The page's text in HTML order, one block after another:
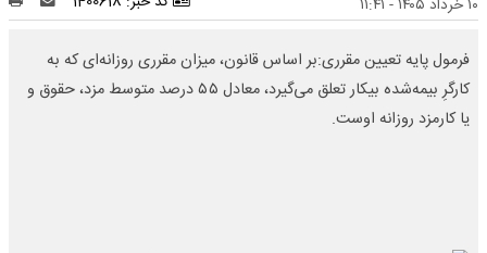
۱۰ خرداد ۱۴۰۵ - ۱۱:۴۱
فرمول پایه تعیین مقرری:بر اساس قانون، میزان مقرری روزانه‌ای که به
کارگرِ بیمه‌شده بیکار تعلق می‌گیرد، معادل ۵۵ درصد متوسط مزد، حقوق و
یا کارمزد روزانه اوست.